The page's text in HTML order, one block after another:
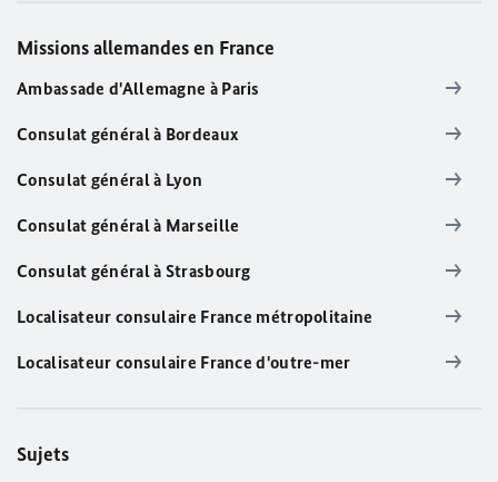
Missions allemandes en France
Ambassade d'Allemagne à Paris
Consulat général à Bordeaux
Consulat général à Lyon
Consulat général à Marseille
Consulat général à Strasbourg
Localisateur consulaire France métropolitaine
Localisateur consulaire France d'outre-mer
Sujets